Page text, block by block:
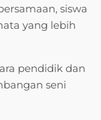
siswa
yang lebih
pendidik dan
seni